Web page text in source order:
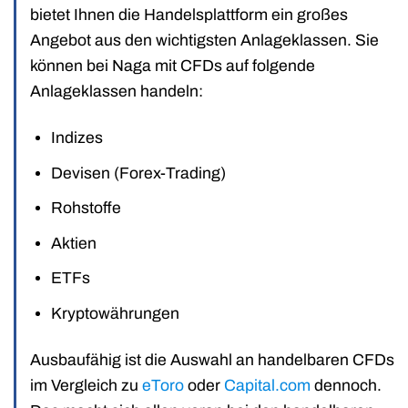
bietet Ihnen die Handelsplattform ein großes
Angebot aus den wichtigsten Anlageklassen. Sie
können bei Naga mit CFDs auf folgende
Anlageklassen handeln:
Indizes
Devisen (Forex-Trading)
Rohstoffe
Aktien
ETFs
Kryptowährungen
Ausbaufähig ist die Auswahl an handelbaren CFDs
im Vergleich zu eToro oder Capital.com dennoch.